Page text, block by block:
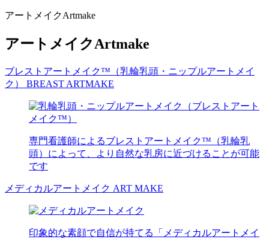
アートメイクArtmake
アートメイクArtmake
ブレストアートメイク™（乳輪乳頭・ニップルアートメイ
ク） BREAST ARTMAKE
専門看護師によるブレストアートメイク™（乳輪乳
頭）によって、より自然な乳房に近づけることが可能
です
メディカルアートメイク ART MAKE
印象的な素顔で自信が持てる「メディカルアートメイ